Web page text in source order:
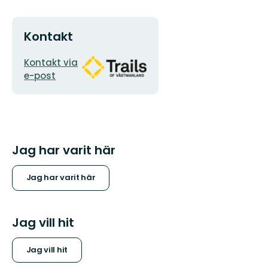
Kontakt
E-
postadress
Kontakt via
e-post
Organisationens
logotyp
Jag har varit här
Jag har varit här
Jag vill hit
Jag vill hit